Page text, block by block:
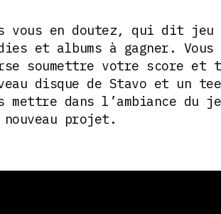
vous en doutez, qui dit jeu
et albums à gagner.
soumettre votre score et
disque de Stavo et un
mettre dans l’ambiance
nouveau projet.